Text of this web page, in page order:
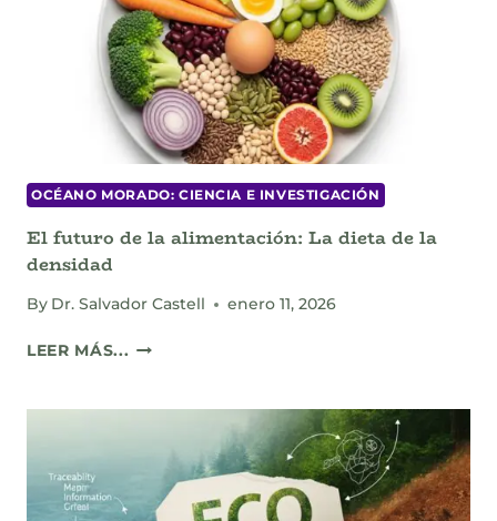
JUSTA
OCÉANO MORADO: CIENCIA E INVESTIGACIÓN
El futuro de la alimentación: La dieta de la
densidad
By Dr. Salvador Castell enero 11, 2026
LEER MÁS... EL
LA
ALIMENTACIÓN:
DIETA
DE